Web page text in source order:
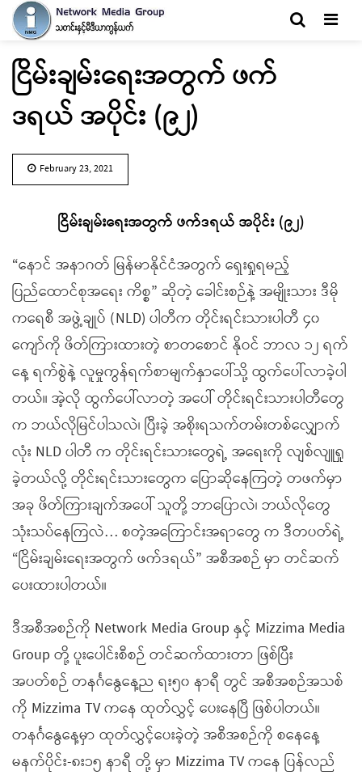
ငြိမ်းချမ်းရေးအတွက် ဖက်
ဒရယ် အပိုင်း (၉၂)
February 23, 2021
ငြိမ်းချမ်းရေးအတွက် ဖက်ဒရယ် အပိုင်း (၉၂)
“နောင် အနာဂတ် မြန်မာနိုင်ငံအတွက် ရှေးရှုရမည့်
ပြည်ထောင်စုအရေး ကိစ္စ” ဆိုတဲ့ ခေါင်းစဉ်နဲ့ အမျိုးသား ဒီမို
ကရေစီ အဖွဲ့ချုပ် (NLD) ပါတီက တိုင်းရင်းသားပါတီ ၄၀
ကျော်ကို ဖိတ်ကြားထားတဲ့ စာတစောင် နိုဝင် ဘာလ ၁၂ ရက်
နေ့ ရက်စွဲနဲ့ လူမှုကွန်ရက်စာမျက်နှာပေါ်သို့ ထွက်ပေါ်လာခဲ့ပါ
တယ်။ အဲ့လို ထွက်ပေါ်လာတဲ့ အပေါ် တိုင်းရင်းသားပါတီတွေ
က ဘယ်လိုမြင်ပါသလဲ၊ ပြီးခဲ့ အစိုးရသက်တမ်းတစ်လျှောက်
လုံး NLD ပါတီ က တိုင်းရင်းသားတွေရဲ့ အရေးကို လျစ်လျူရှု
ခဲ့တယ်လို့ တိုင်းရင်းသားတွေက ပြောဆိုနေကြတဲ့ တဖက်မှာ
အခု ဖိတ်ကြားချက်အပေါ် သူတို့ ဘာပြောလဲ၊ ဘယ်လိုတွေ
သုံးသပ်နေကြလဲ… စတဲ့အကြောင်းအရာတွေ က ဒီတပတ်ရဲ့
“ငြိမ်းချမ်းရေးအတွက် ဖက်ဒရယ်” အစီအစဉ် မှာ တင်ဆက်
ပေးထားပါတယ်။
ဒီအစီအစဉ်ကို Network Media Group နှင့် Mizzima Media
Group တို့ ပူးပေါင်းစီစဉ် တင်ဆက်ထားတာ ဖြစ်ပြီး
အပတ်စဉ် တနင်္ဂနွေနေ့ည ရး၅၀ နာရီ တွင် အစီအစဉ်အသစ်
ကို Mizzima TV ကနေ ထုတ်လွှင့် ပေးနေပြီ ဖြစ်ပါတယ်။
တနင်္ဂနွေနေ့မှာ ထုတ်လွှင့်ပေးခဲ့တဲ့ အစီအစဉ်ကို စနေနေ့
မနက်ပိုင်း-၈း၁၅ နာရီ တို့ မှာ Mizzima TV ကနေ ပြန်လည်